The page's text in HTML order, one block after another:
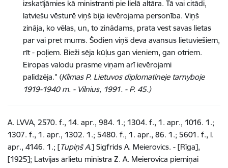
izskatījāmies kā ministranti pie lielā altāra. Tā vai citādi,
latviešu vēsturē viņš bija ievērojama personība. Viņš
zināja, ko vēlas, un, to zinādams, prata vest savas lietas
par vai pret mums. Šodien viņš deva avansus lietuviešiem,
rīt - poļiem. Bieži sēja kūļus gan vieniem, gan otriem.
Eiropas valodu prasme viņam arī ievērojami
palīdzēja." (Klimas P. Lietuvos diplomatineje tarnyboje
1919-1940 m. - Vilnius, 1991. - P. 45.)
A. LVVA, 2570. f., 14. apr., 984. 1.; 1304. f., 1. apr., 1016. 1.;
1307. f., 1. apr., 1302. 1.; 5480. f., 1. apr., 86. 1.; 5601. f., l.
apr., 4146. 1.; [Tupiņš A.] Sigfrids A. Meierovics. - [Rīga],
[1925]; Latvijas ārlietu ministra Z. A. Meierovica piemiņai